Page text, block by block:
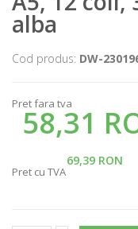
alba
Cod produs: DW-
Pret fara tva
58,31
69,39 RON
Pret cu TVA